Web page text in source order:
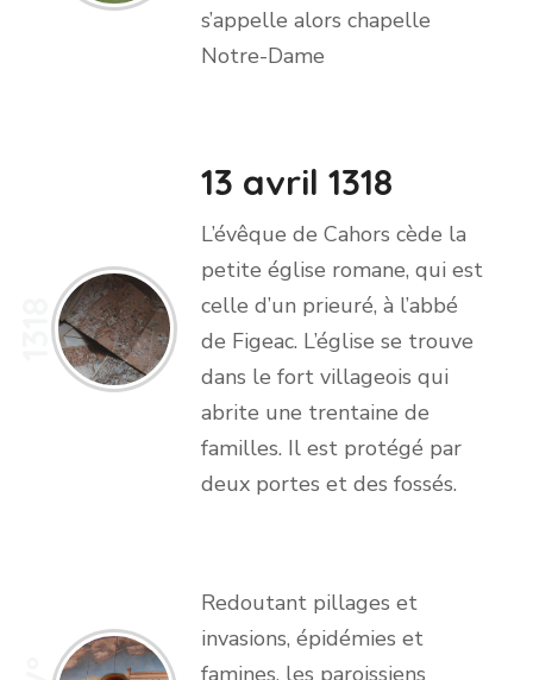
s’appelle alors chapelle
Notre-Dame
1318
13 avril 1318
L’évêque de Cahors cède la
petite église romane, qui est
celle d’un prieuré, à l’abbé
de Figeac. L’église se trouve
dans le fort villageois qui
abrite une trentaine de
familles. Il est protégé par
deux portes et des fossés.
Redoutant pillages et
invasions, épidémies et
famines, les paroissiens